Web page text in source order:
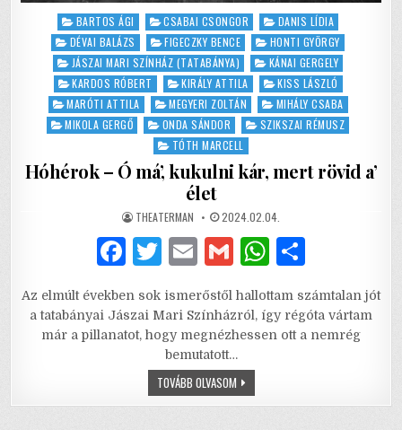
Posted
in
BARTOS ÁGI CSABAI CSONGOR
DANIS LÍDIA
DÉVAI BALÁZS
FIGECZKY BENCE
HONTI GYÖRGY
JÁSZAI MARI SZÍNHÁZ (TATABÁNYA)
KÁNAI GERGELY
KARDOS RÓBERT
KIRÁLY ATTILA
KISS LÁSZLÓ
MARÓTI ATTILA
MEGYERI ZOLTÁN
MIHÁLY CSABA
MIKOLA GERGŐ
ONDA SÁNDOR
SZIKSZAI RÉMUSZ
TÓTH MARCELL
Hóhérok – Ó má’, kukulni kár, mert rövid a’
élet
AUTHOR:
THEATERMAN PUBLISHED
DATE:
2024.02.04.
F
c
e
b
T
it
te
r
E
ai
l
G
ai
l
W
at
s
ar
e
Az elmúlt években sok ismerőstől hallottam számtalan jót
a tatabányai Jászai Mari Színházról, így régóta vártam
már a pillanatot, hogy megnézhessen ott a nemrég
bemutatott…
TOVÁBB OLVASOMHÓHÉROK
–
Ó